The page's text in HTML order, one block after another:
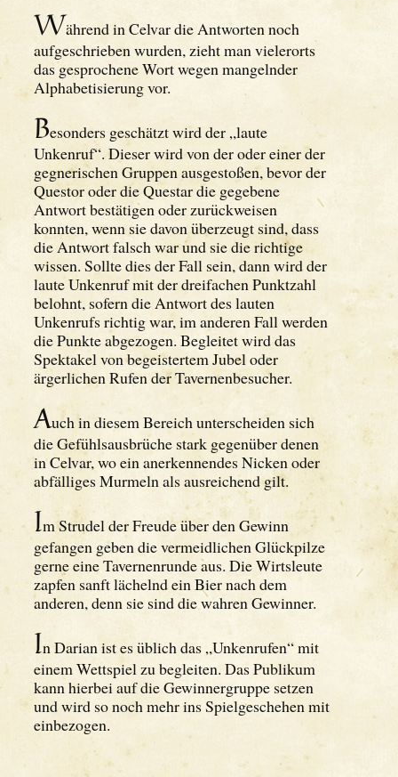
Während in Celvar die Antworten noch
aufgeschrieben wurden, zieht man vielerorts
das gesprochene Wort wegen mangelnder
Alphabetisierung vor.
Besonders geschätzt wird der „laute
Unkenruf“. Dieser wird von der oder einer der
gegnerischen Gruppen ausgestoßen, bevor der
Questor oder die Questar die gegebene
Antwort bestätigen oder zurückweisen
konnten, wenn sie davon überzeugt sind, dass
die Antwort falsch war und sie die richtige
wissen. Sollte dies der Fall sein, dann wird der
laute Unkenruf mit der dreifachen Punktzahl
belohnt, sofern die Antwort des lauten
Unkenrufs richtig war, im anderen Fall werden
die Punkte abgezogen. Begleitet wird das
Spektakel von begeistertem Jubel oder
ärgerlichen Rufen der Tavernenbesucher.
Auch in diesem Bereich unterscheiden sich
die Gefühlsausbrüche stark gegenüber denen
in Celvar, wo ein anerkennendes Nicken oder
abfälliges Murmeln als ausreichend gilt.
Im Strudel der Freude über den Gewinn
gefangen geben die vermeidlichen Glückpilze
gerne eine Tavernenrunde aus. Die Wirtsleute
zapfen sanft lächelnd ein Bier nach dem
anderen, denn sie sind die wahren Gewinner.
In Darian ist es üblich das „Unkenrufen“ mit
einem Wettspiel zu begleiten. Das Publikum
kann hierbei auf die Gewinnergruppe setzen
und wird so noch mehr ins Spielgeschehen mit
einbezogen.